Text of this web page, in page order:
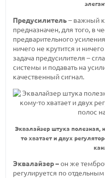
Предусилитель– важный
предназначен, для того, в
предварительного
ничего не крутится и
задача предусилителя –
системы и подавать на
качественный сигнал.
Эквалайзер штука полезная,
то хватает и двух
Эквалайзер –он же
регулируется по